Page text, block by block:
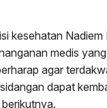
kesehatan Nadiem
medis
agar
dapat